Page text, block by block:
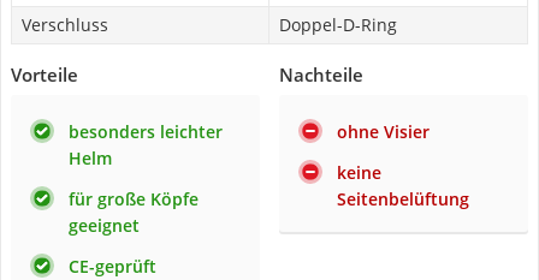
Verschluss
Doppel-D-Ring
Vorteile
besonders leichter
Helm
für große Köpfe
geeignet
CE-geprüft
Nachteile
ohne Visier
keine
Seitenbelüftung